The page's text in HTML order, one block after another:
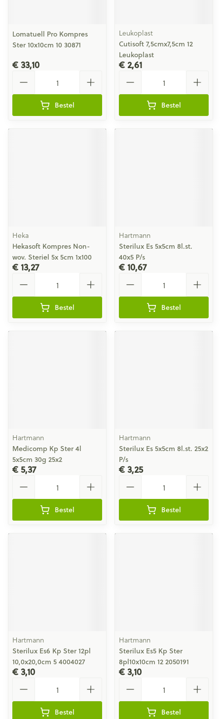
Lomatuell Pro Kompres
Ster 10x10cm 10 30871
€ 33,10
Bestel
Leukoplast
Cutisoft 7,5cmx7,5cm 12
Leukoplast
€ 2,61
Bestel
Heka
Hekasoft Kompres Non-
wov. Steriel 5x 5cm 1x100
€ 13,27
Bestel
Hartmann
Sterilux Es 5x5cm 8l.st.
40x5 P/s
€ 10,67
Bestel
Hartmann
Medicomp Kp Ster 4l
5x5cm 30g 25x2
€ 5,37
Bestel
Hartmann
Sterilux Es 5x5cm 8l.st. 25x2
P/s
€ 3,25
Bestel
Hartmann
Sterilux Es6 Kp Ster 12pl
10,0x20,0cm 5 4004027
€ 3,10
Bestel
Hartmann
Sterilux Es5 Kp Ster
8pl10x10cm 12 2050191
€ 3,10
Bestel